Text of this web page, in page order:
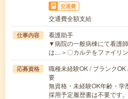
交通費
交通費全額支給
仕事内容
看護助手
▼病院の一般病棟にて看護
は…＞〇カルテをファイリ
応募資格
職種未経験OK / ブランク
要
無資格・未経験OK年齢・
採用予定履歴書は不要です